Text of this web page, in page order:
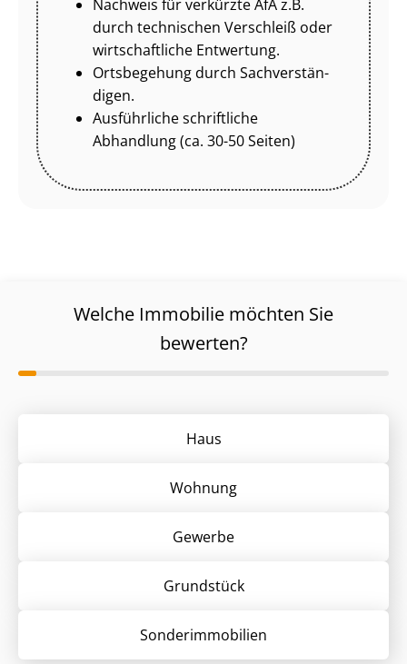
Nachweis für verkürzte AfA z.B.
durch technischen Verschleiß oder
wirtschaftliche Entwertung.
Ortsbegehung durch Sach­ver­stän­
di­gen.
Ausführliche schriftliche
Abhandlung (ca. 30-50 Seiten)
Welche Immobilie möchten Sie
bewerten?
Haus
Wohnung
Gewerbe
Grund­stück
Sonder­immobilien